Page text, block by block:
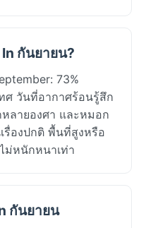
กันยายน?
73%
ศ วันที่อากาศร้อนรู้สึก
ลายองศา และหมอก
รื่องปกติ พื้นที่สูงหรือ
ม่หนักหนาเท่า
กันยายน